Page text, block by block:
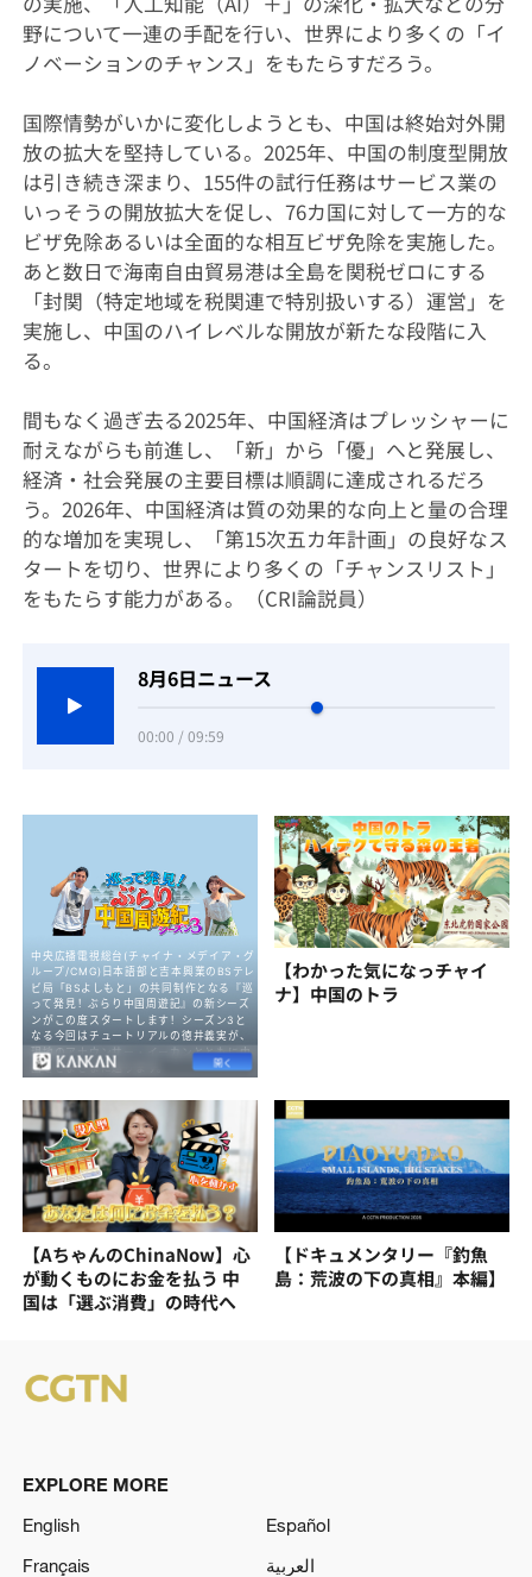
野について一連の手配を行い、世界により多くの「イ
ノベーションのチャンス」をもたらすだろう。
国際情勢がいかに変化しようとも、中国は終始対外開
放の拡大を堅持している。2025年、中国の制度型開放
は引き続き深まり、155件の試行任務はサービス業の
いっそうの開放拡大を促し、76カ国に対して一方的な
ビザ免除あるいは全面的な相互ビザ免除を実施した。
あと数日で海南自由貿易港は全島を関税ゼロにする
「封関（特定地域を税関連で特別扱いする）運営」を
実施し、中国のハイレベルな開放が新たな段階に入
る。
間もなく過ぎ去る2025年、中国経済はプレッシャーに
耐えながらも前進し、「新」から「優」へと発展し、
経済・社会発展の主要目標は順調に達成されるだろ
う。2026年、中国経済は質の効果的な向上と量の合理
的な増加を実現し、「第15次五カ年計画」の良好なス
タートを切り、世界により多くの「チャンスリスト」
をもたらす能力がある。（CRI論説員）
8月6日ニュース
00:00 / 09:59
【わかった気になっチャイ
ナ】中国のトラ
【AちゃんのChinaNow】心
が動くものにお金を払う 中
国は「選ぶ消費」の時代へ
【ドキュメンタリー『釣魚
島：荒波の下の真相』本編】
EXPLORE MORE
English
Español
Français
العربية